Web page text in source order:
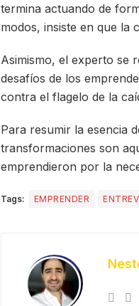
termina actuando de
modos, insiste en que la
Asimismo, el experto se
desafíos de los
contra el flagelo de la
Para resumir la esencia
transformaciones son
emprendieron por la
Tags: EMPRENDER